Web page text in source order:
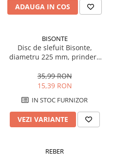
Casti de protectie
Ochelari de protectie
Electrice si Iluminat
Sisteme fotovoltaice
Prize & Prelungitoare
Constructii
Masini de taiat
Masini de taiat beton / asfalt
Masini de taiat gresie / faianta
Motodebitatoare
ADAUGA IN COS
BISONTE
Disc de slefuit Bisonte,
diametru 225 mm, prindere
35,99 RON
15,39 RON
IN STOC FURNIZOR
VEZI VARIANTE
REBER